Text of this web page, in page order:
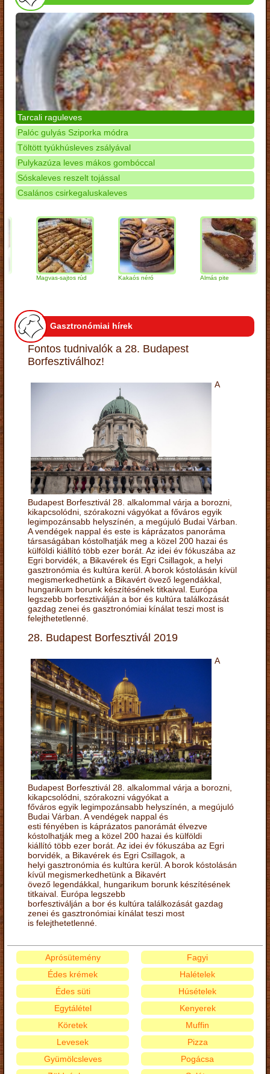
Tarcali raguleves
Palóc gulyás Sziporka módra
Töltött tyúkhúsleves zsályával
Pulykazúza leves mákos gombóccal
Sóskaleves reszelt tojással
Csalános csirkegaluskaleves
Magvas-sajtos rúd Kakaós néró Almás pite
Gasztronómiai hírek
Fontos tudnivalók a 28. Budapest
Borfesztiválhoz!
A
Budapest Borfesztivál 28. alkalommal várja a borozni,
kikapcsolódni, szórakozni vágyókat a főváros egyik
legimpozánsabb helyszínén, a megújuló Budai Várban.
A vendégek nappal és este is káprázatos panoráma
társaságában kóstolhatják meg a közel 200 hazai és
külföldi kiállító több ezer borát. Az idei év fókuszába az
Egri borvidék, a Bikavérek és Egri Csillagok, a helyi
gasztronómia és kultúra kerül. A borok kóstolásán kívül
megismerkedhetünk a Bikavért övező legendákkal,
hungarikum borunk készítésének titkaival. Európa
legszebb borfesztiválján a bor és kultúra találkozását
gazdag zenei és gasztronómiai kínálat teszi most is
felejthetetlenné.
28. Budapest Borfesztivál 2019
A
Budapest Borfesztivál 28. alkalommal várja a borozni,
kikapcsolódni, szórakozni vágyókat a
főváros egyik legimpozánsabb helyszínén, a megújuló
Budai Várban. A vendégek nappal és
esti fényében is káprázatos panorámát élvezve
kóstolhatják meg a közel 200 hazai és külföldi
kiállító több ezer borát. Az idei év fókuszába az Egri
borvidék, a Bikavérek és Egri Csillagok, a
helyi gasztronómia és kultúra kerül. A borok kóstolásán
kívül megismerkedhetünk a Bikavért
övező legendákkal, hungarikum borunk készítésének
titkaival. Európa legszebb
borfesztiválján a bor és kultúra találkozását gazdag
zenei és gasztronómiai kínálat teszi most
is felejthetetlenné.
Aprósütemény
Édes krémek
Édes süti
Egytálétel
Fagyi
Halételek
Húsételek
Kenyerek
Köretek
Levesek
Gyümölcsleves
Muffin
Pizza
Pogácsa